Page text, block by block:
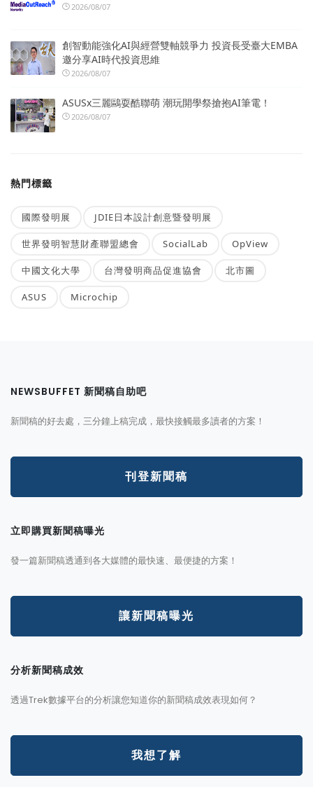
2026/08/07
創智動能強化AI與經營雙軸競爭力 投資長受臺大EMBA
邀分享AI時代投資思維
2026/08/07
ASUSx三麗鷗耍酷聯萌 潮玩開學祭搶抱AI筆電！
2026/08/07
熱門標籤
國際發明展 JDIE日本設計創意暨發明展
世界發明智慧財產聯盟總會 SocialLab OpView
中國文化大學 台灣發明商品促進協會 北市圖
ASUS Microchip
NEWSBUFFET 新聞稿自助吧
新聞稿的好去處，三分鐘上稿完成，最快接觸最多讀者的方案！
刊登新聞稿
立即購買新聞稿曝光
發一篇新聞稿透通到各大媒體的最快速、最便捷的方案！
讓新聞稿曝光
分析新聞稿成效
透過Trek數據平台的分析讓您知道你的新聞稿成效表現如何？
我想了解